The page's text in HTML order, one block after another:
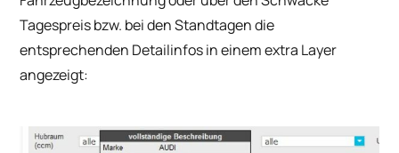
Tagespreis bzw. bei den Standtagen die
entsprechenden Detailinfos in einem extra Layer
angezeigt: